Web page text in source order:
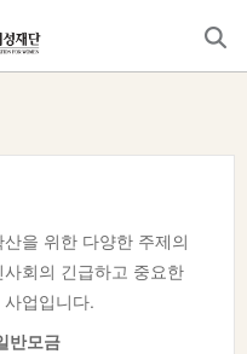
금
을 위한 다양한 주제의
회의 긴급하고 중요한
업입니다.
반모금